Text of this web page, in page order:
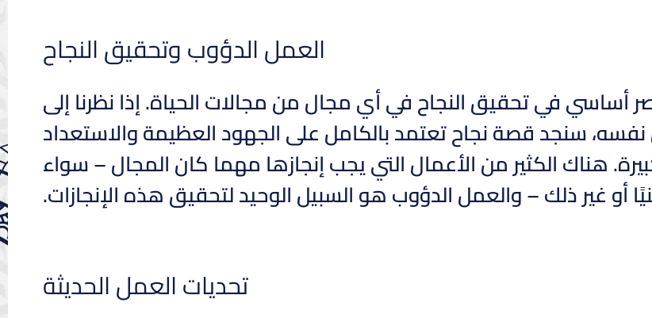
العمل الدؤوب وتحقيق النجاح
أساسي في تحقيق النجاح في أي مجال من مجالات الحياة. إذا نظرنا إلى
سنجد قصة نجاح تعتمد بالكامل على الجهود العظيمة والاستعداد
هناك الكثير من الأعمال التي يجب إنجازها مهما كان المجال – سواء
أو غير ذلك – والعمل الدؤوب هو السبيل الوحيد لتحقيق هذه الإنجازات.
تحديات العمل الحديثة